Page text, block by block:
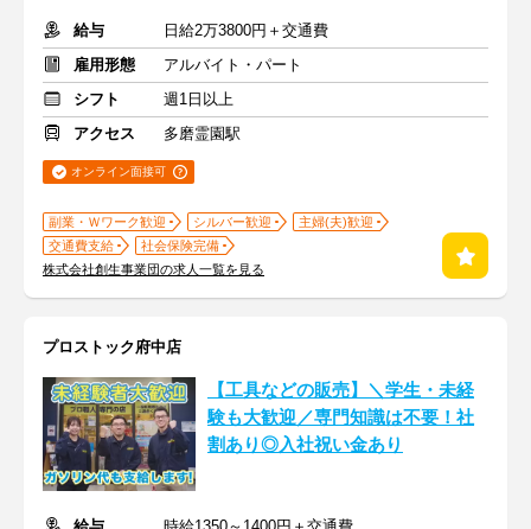
給与
日給2万3800円＋交通費
雇用形態
アルバイト・パート
シフト
週1日以上
アクセス
多磨霊園駅
オンライン面接可
副業・Ｗワーク歓迎 シルバー歓迎
主婦(夫)歓迎
交通費支給
社会保険完備
株式会社創生事業団の求人一覧を見る
プロストック府中店
【工具などの販売】＼学生・未経
験も大歓迎／専門知識は不要！社
割あり◎入社祝い金あり